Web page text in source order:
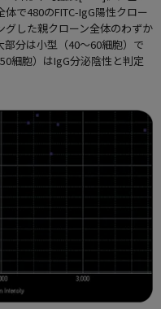
で480のFITC-IgG陽性クロー
した親クローン全体のわずか
分は小型（40～60細胞）で
細胞）はIgG分泌陰性と判定